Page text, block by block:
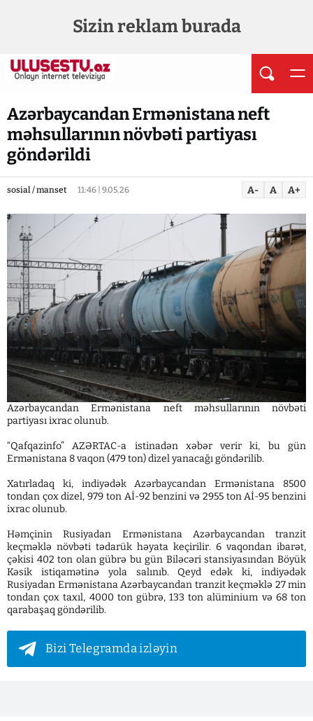
Sizin reklam burada
Azərbaycandan Ermənistana neft
məhsullarının növbəti partiyası
göndərildi
sosial / manset 11:46 | 9.05.26 A- A A+
Azərbaycandan Ermənistana neft məhsullarının növbəti
partiyası ixrac olunub.
“Qafqazinfo” AZƏRTAC-a istinadən xəbər verir ki, bu gün
Ermənistana 8 vaqon (479 ton) dizel yanacağı göndərilib.
Xatırladaq ki, indiyədək Azərbaycandan Ermənistana 8500
tondan çox dizel, 979 ton Aİ-92 benzini və 2955 ton Aİ-95 benzini
ixrac olunub.
Həmçinin Rusiyadan Ermənistana Azərbaycandan tranzit
keçməklə növbəti tədarük həyata keçirilir. 6 vaqondan ibarət,
çəkisi 402 ton olan gübrə bu gün Biləcəri stansiyasından Böyük
Kəsik istiqamətinə yola salınıb. Qeyd edək ki, indiyədək
Rusiyadan Ermənistana Azərbaycandan tranzit keçməklə 27 min
tondan çox taxıl, 4000 ton gübrə, 133 ton alüminium və 68 ton
qarabaşaq göndərilib.
Bizi Telegramda izləyin